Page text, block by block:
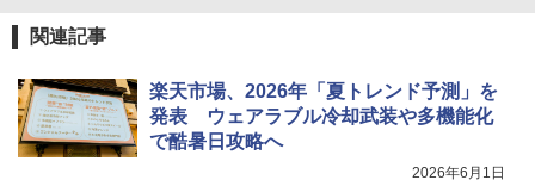
関連記事
楽天市場、2026年「夏トレンド予測」を
発表 ウェアラブル冷却武装や多機能化
で酷暑日攻略へ
2026年6月1日